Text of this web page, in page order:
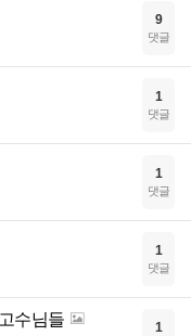
9
댓글
1
댓글
1
댓글
1
댓글
수님들 1